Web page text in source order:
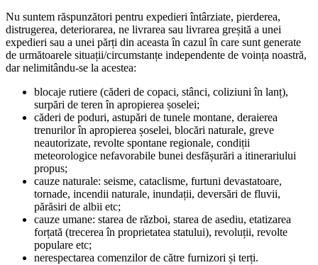
Nu suntem răspunzători pentru expedieri întârziate, pierderea,
distrugerea, deteriorarea, ne livrarea sau livrarea greșită a unei
expedieri sau a unei părți din aceasta în cazul în care sunt generate
de următoarele situații/circumstanțe independente de voința noastră,
dar nelimitându-se la acestea:
blocaje rutiere (căderi de copaci, stânci, coliziuni în lanț),
surpări de teren în apropierea șoselei;
căderi de poduri, astupări de tunele montane, deraierea
trenurilor în apropierea șoselei, blocări naturale, greve
neautorizate, revolte spontane regionale, condiții
meteorologice nefavorabile bunei desfășurări a itinerariului
propus;
cauze naturale: seisme, cataclisme, furtuni devastatoare,
tornade, incendii naturale, inundații, deversări de fluvii,
părăsiri de albii etc;
cauze umane: starea de război, starea de asediu, etatizarea
forțată (trecerea în proprietatea statului), revoluții, revolte
populare etc;
nerespectarea comenzilor de către furnizori și terți.